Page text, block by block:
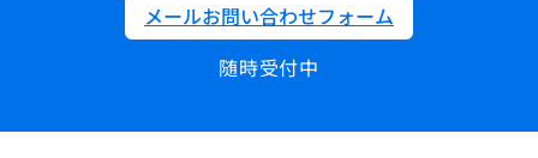
メールお問い合わせフォーム
随時受付中